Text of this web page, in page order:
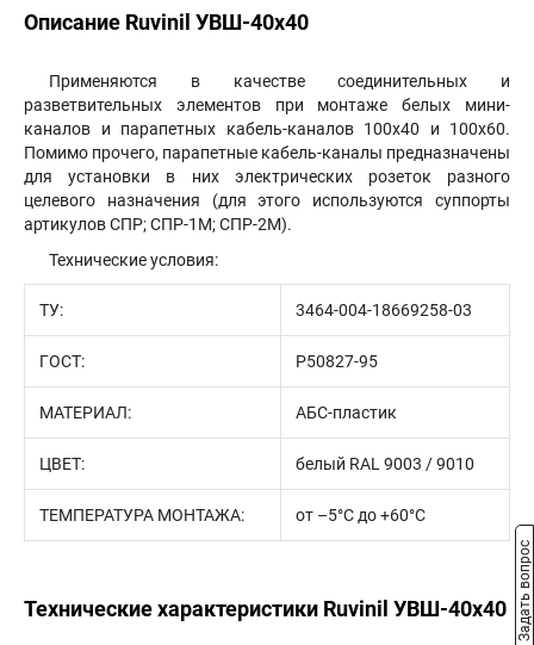
Описание Ruvinil УВШ-40х40
Применяются в качестве соединительных и
разветвительных элементов при монтаже белых мини-
каналов и парапетных кабель-каналов 100х40 и 100х60.
Помимо прочего, парапетные кабель-каналы предназначены
для установки в них электрических розеток разного
целевого назначения (для этого используются суппорты
артикулов СПР; СПР-1М; СПР-2М).
Технические условия:
ТУ: 3464-004-18669258-03
ГОСТ: Р50827-95
МАТЕРИАЛ: АБС-пластик
ЦВЕТ: белый RAL 9003 / 9010
ТЕМПЕРАТУРА МОНТАЖА: от –5°С до +60°С
Технические характеристики Ruvinil УВШ-40х40 Задать вопрос